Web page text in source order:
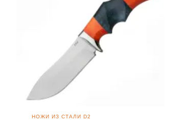
НОЖИ ИЗ СТАЛИ D2